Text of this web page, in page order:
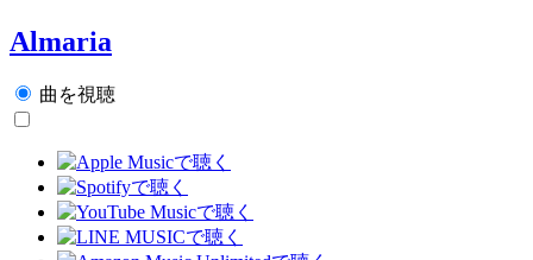
Almaria
曲を視聴